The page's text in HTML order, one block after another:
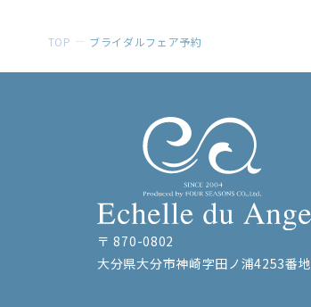
TOP ブライダルフェア予約
〒 870-0802
大分県大分市神崎字田ノ浦4253番地